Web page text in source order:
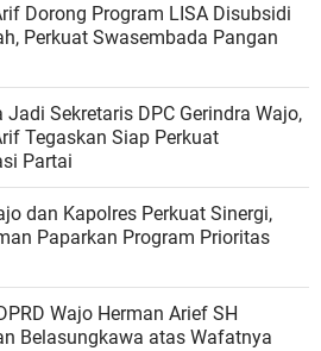
Dorong Program LISA Disubsidi
Perkuat Swasembada Pangan
Jadi Sekretaris DPC Gerindra Wajo,
Tegaskan Siap Perkuat
Partai
dan Kapolres Perkuat Sinergi,
Paparkan Program Prioritas
Wajo Herman Arief SH
Belasungkawa atas Wafatnya